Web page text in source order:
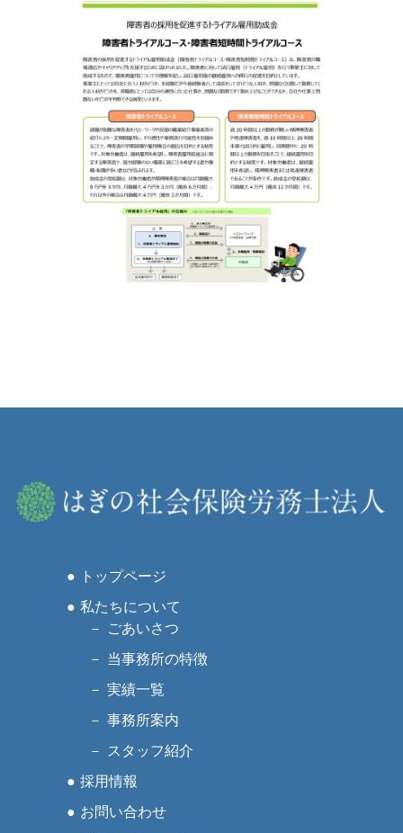
トップページ
私たちについて
ごあいさつ
当事務所の特徴
実績一覧
事務所案内
スタッフ紹介
採用情報
お問い合わせ